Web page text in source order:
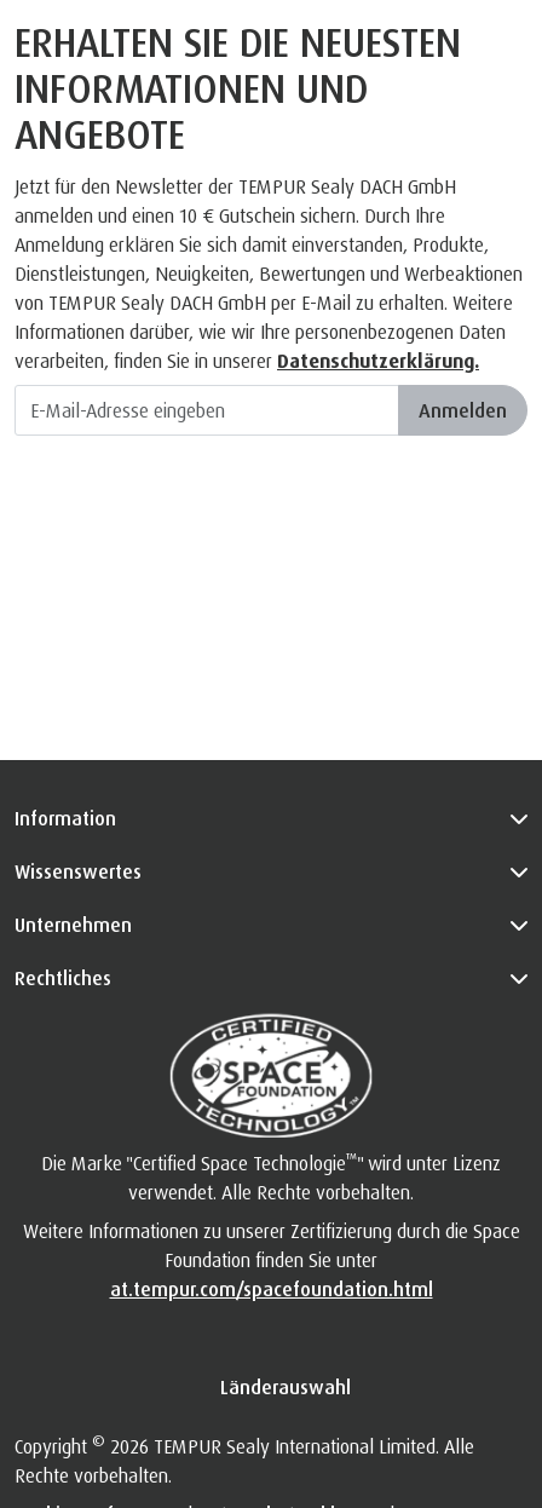
ERHALTEN SIE DIE NEUESTEN
INFORMATIONEN UND
ANGEBOTE
Jetzt für den Newsletter der TEMPUR Sealy DACH GmbH
anmelden und einen 10 € Gutschein sichern. Durch Ihre
Anmeldung erklären Sie sich damit einverstanden, Produkte,
Dienstleistungen, Neuigkeiten, Bewertungen und Werbeaktionen
von TEMPUR Sealy DACH GmbH per E-Mail zu erhalten. Weitere
Informationen darüber, wie wir Ihre personenbezogenen Daten
verarbeiten, finden Sie in unserer Datenschutzerklärung.
Anmelden
Information
Wissenswertes
Unternehmen
Rechtliches
Die Marke "Certified Space Technologie™" wird unter Lizenz
verwendet. Alle Rechte vorbehalten.
Weitere Informationen zu unserer Zertifizierung durch die Space
Foundation finden Sie unter
at.tempur.com/spacefoundation.html
Länderauswahl
Copyright © 2026 TEMPUR Sealy International Limited. Alle
Rechte vorbehalten.